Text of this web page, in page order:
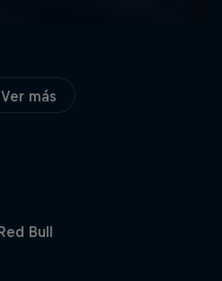
Ver más